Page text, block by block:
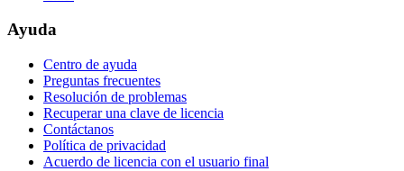
Ayuda
Centro de ayuda
Preguntas frecuentes
Resolución de problemas
Recuperar una clave de licencia
Contáctanos
Política de privacidad
Acuerdo de licencia con el usuario final